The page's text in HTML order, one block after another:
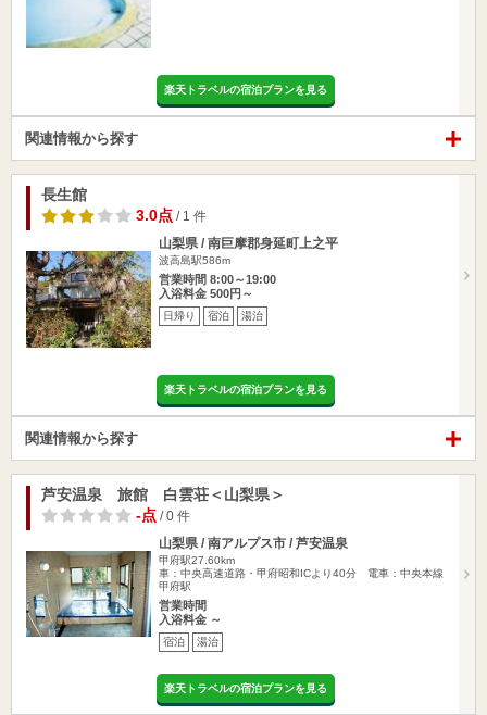
楽天トラベルの宿泊プランを見る
関連情報から探す
長生館
3.0点 / 1 件
山梨県 / 南巨摩郡身延町上之平
波高島駅586m
営業時間 8:00～19:00
入浴料金 500円～
日帰り 宿泊 湯治
楽天トラベルの宿泊プランを見る
関連情報から探す
芦安温泉 旅館 白雲荘＜山梨県＞
-点 / 0 件
山梨県 / 南アルプス市 / 芦安温泉
甲府駅27.60km
車：中央高速道路・甲府昭和ICより40分 電車：中央本線
甲府駅
営業時間
入浴料金 ～
宿泊 湯治
楽天トラベルの宿泊プランを見る